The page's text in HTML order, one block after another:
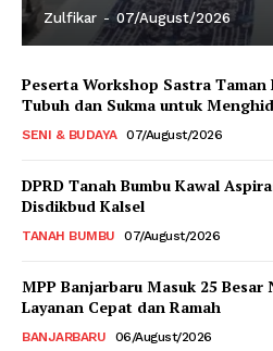
Zulfikar - 07/August/2026
Peserta Workshop Sastra
Tubuh dan Sukma untuk
SENI & BUDAYA 07/August/2026
DPRD Tanah Bumbu Kawal
Disdikbud Kalsel
TANAH BUMBU 07/August/2026
MPP Banjarbaru Masuk 25 Besar
Layanan Cepat dan Ramah
BANJARBARU 06/August/2026